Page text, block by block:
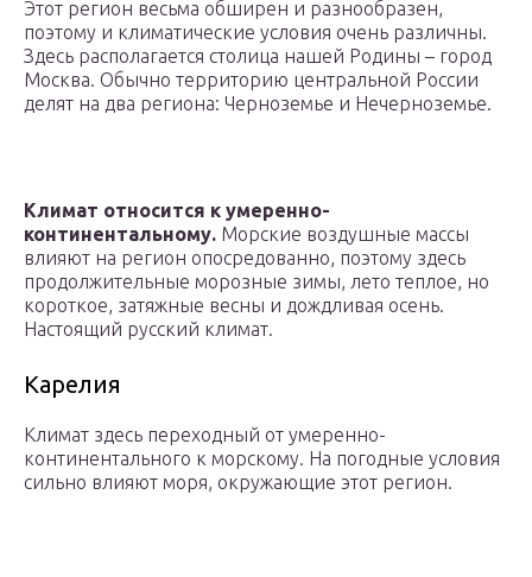
Этот регион весьма обширен и разнообразен,
поэтому и климатические условия очень различны.
Здесь располагается столица нашей Родины – город
Москва. Обычно территорию центральной России
делят на два региона: Черноземье и Нечерноземье.
Климат относится к умеренно-
континентальному. Морские воздушные массы
влияют на регион опосредованно, поэтому здесь
продолжительные морозные зимы, лето теплое, но
короткое, затяжные весны и дождливая осень.
Настоящий русский климат.
Карелия
Климат здесь переходный от умеренно-
континентального к морскому. На погодные условия
сильно влияют моря, окружающие этот регион.